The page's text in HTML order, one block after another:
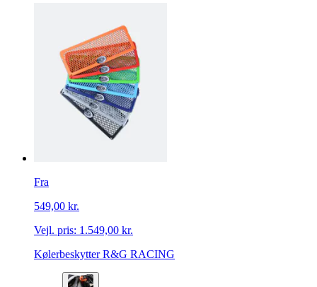
Fra
549,00 kr.
Vejl. pris: 1.549,00 kr.
Kølerbeskytter R&G RACING